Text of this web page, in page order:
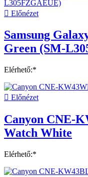
 Előnézet
Samsung
Green (SM-
Elérhető:*
 Előnézet
Canyon CNE-
Watch White
Elérhető:*